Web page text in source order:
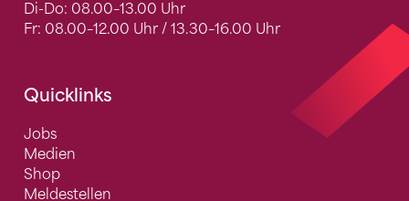
Di-Do: 08.00–13.00 Uhr
Fr: 08.00–12.00 Uhr / 13.30–16.00 Uhr
Quicklinks
Jobs
Medien
Shop
Meldestellen